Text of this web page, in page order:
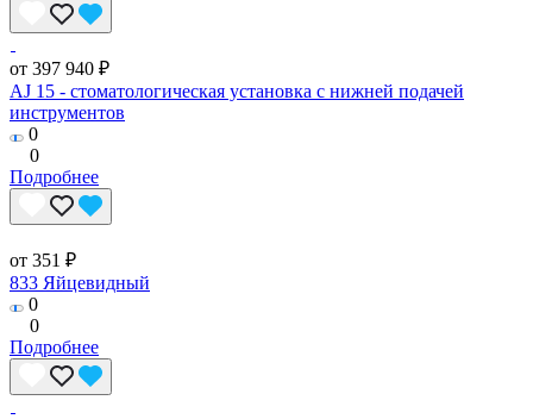
от 397 940 ₽
AJ 15 - стоматологическая установка с нижней подачей
инструментов
0
0
Подробнее
от 351 ₽
833 Яйцевидный
0
0
Подробнее